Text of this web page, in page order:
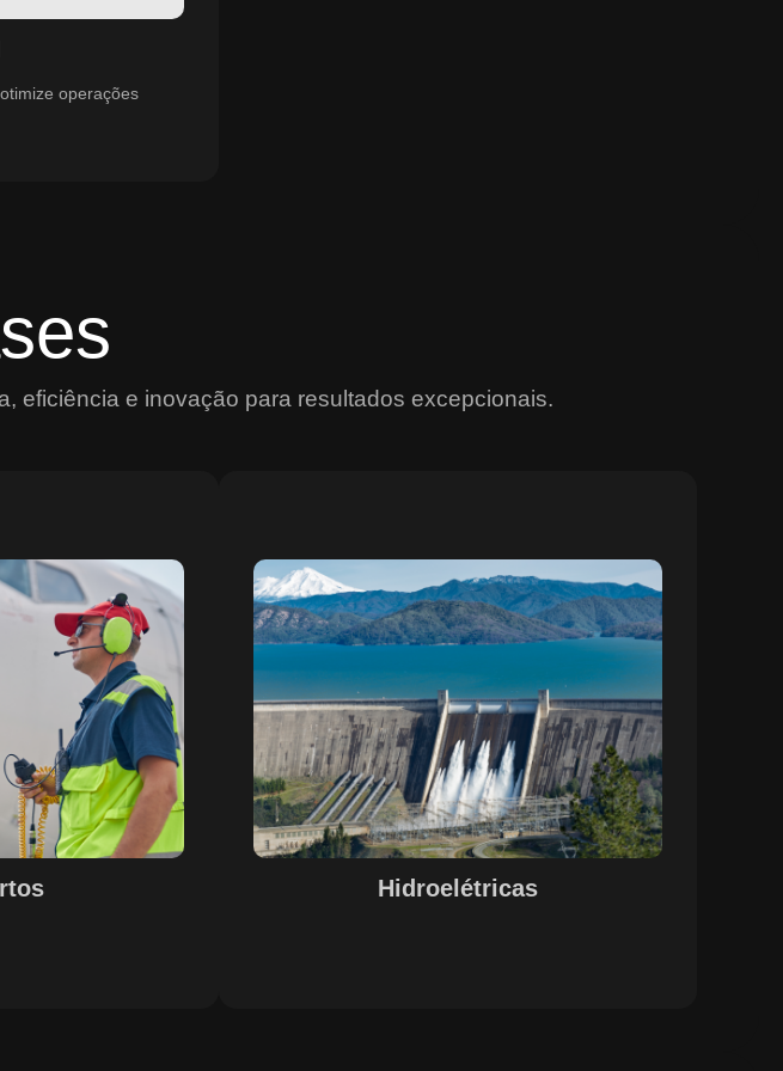
operações
eficiência e inovação para resultados excepcionais.
Juiz de Fora e SETE,
soluções inovadoras
de aeroportos. A
avançadas garantiu
com destaque
e conservação,
operacionais. A
processos internos
nas operações.
Hidroelétricas
Sobre o Case Hidroelétricas
A parceria entre a EPS e a SETE, com o suporte do
Maestro, otimizou o controle de pessoal, documentação
e evidências de processos nas operações de
hidrelétricas. A centralização das informações e a
automação de processos garantiram uma gestão
integrada e eficiente, alinhada às necessidades do setor.
A solução proporcionou maior visibilidade, conformidade
legal e agilidade na gestão de recursos humanos e
operações, promovendo um ambiente de trabalho mais
estruturado e funcional.